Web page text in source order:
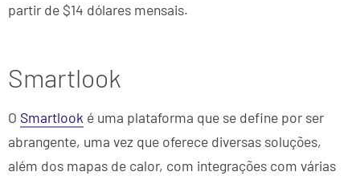
partir de $14 dólares mensais.
Smartlook
O Smartlook é uma plataforma que se define por ser
abrangente, uma vez que oferece diversas soluções,
além dos mapas de calor, com integrações com várias